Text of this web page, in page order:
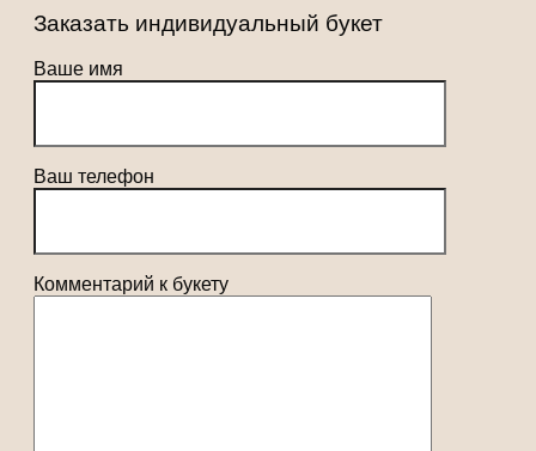
Заказать индивидуальный букет
Ваше имя
Ваш телефон
Комментарий к букету